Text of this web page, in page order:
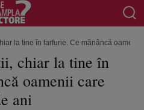
la tine în farfurie. Ce mănâncă oamenii
chiar la tine în
oamenii care
ani